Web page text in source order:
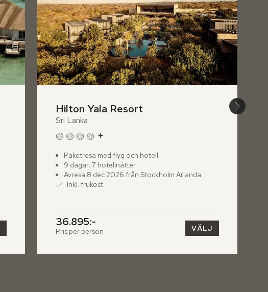
Hilton Yala Resort
Sri Lanka
+
Paketresa med flyg och hotell
9 dagar, 7 hotellnätter
Avresa 8 dec 2026 från Stockholm Arlanda
Inkl. frukost
36.895:-
Pris per person VÄLJ